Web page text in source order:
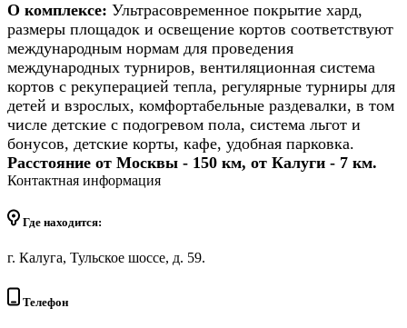
О комплексе: Ультрасовременное покрытие хард,
размеры площадок и освещение кортов соответствуют
международным нормам для проведения
международных турниров, вентиляционная система
кортов с рекуперацией тепла, регулярные турниры для
детей и взрослых, комфортабельные раздевалки, в том
числе детские с подогревом пола, система льгот и
бонусов, детские корты, кафе, удобная парковка.
Расстояние от Москвы - 150 км, от Калуги - 7 км.
Контактная информация
Где находится:
г. Калуга, Тульское шоссе, д. 59.
Телефон